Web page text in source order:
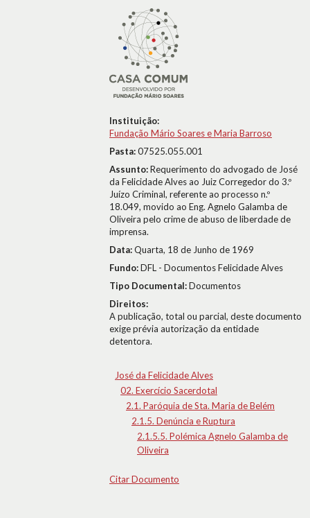
Instituição:
Fundação Mário Soares e Maria Barroso
Pasta:07525.055.001
Assunto:Requerimento do advogado de José
da Felicidade Alves ao Juiz Corregedor do 3.º
Juízo Criminal, referente ao processo n.º
18.049, movido ao Eng. Agnelo Galamba de
Oliveira pelo crime de abuso de liberdade de
imprensa.
Data:Quarta, 18 de Junho de 1969
Fundo:DFL - Documentos Felicidade Alves
Tipo Documental:Documentos
Direitos:
A publicação, total ou parcial, deste documento
exige prévia autorização da entidade
detentora.
José da Felicidade Alves
02. Exercício Sacerdotal
2.1. Paróquia de Sta. Maria de Belém
2.1.5. Denúncia e Ruptura
2.1.5.5. Polémica Agnelo Galamba de
Oliveira
Citar Documento